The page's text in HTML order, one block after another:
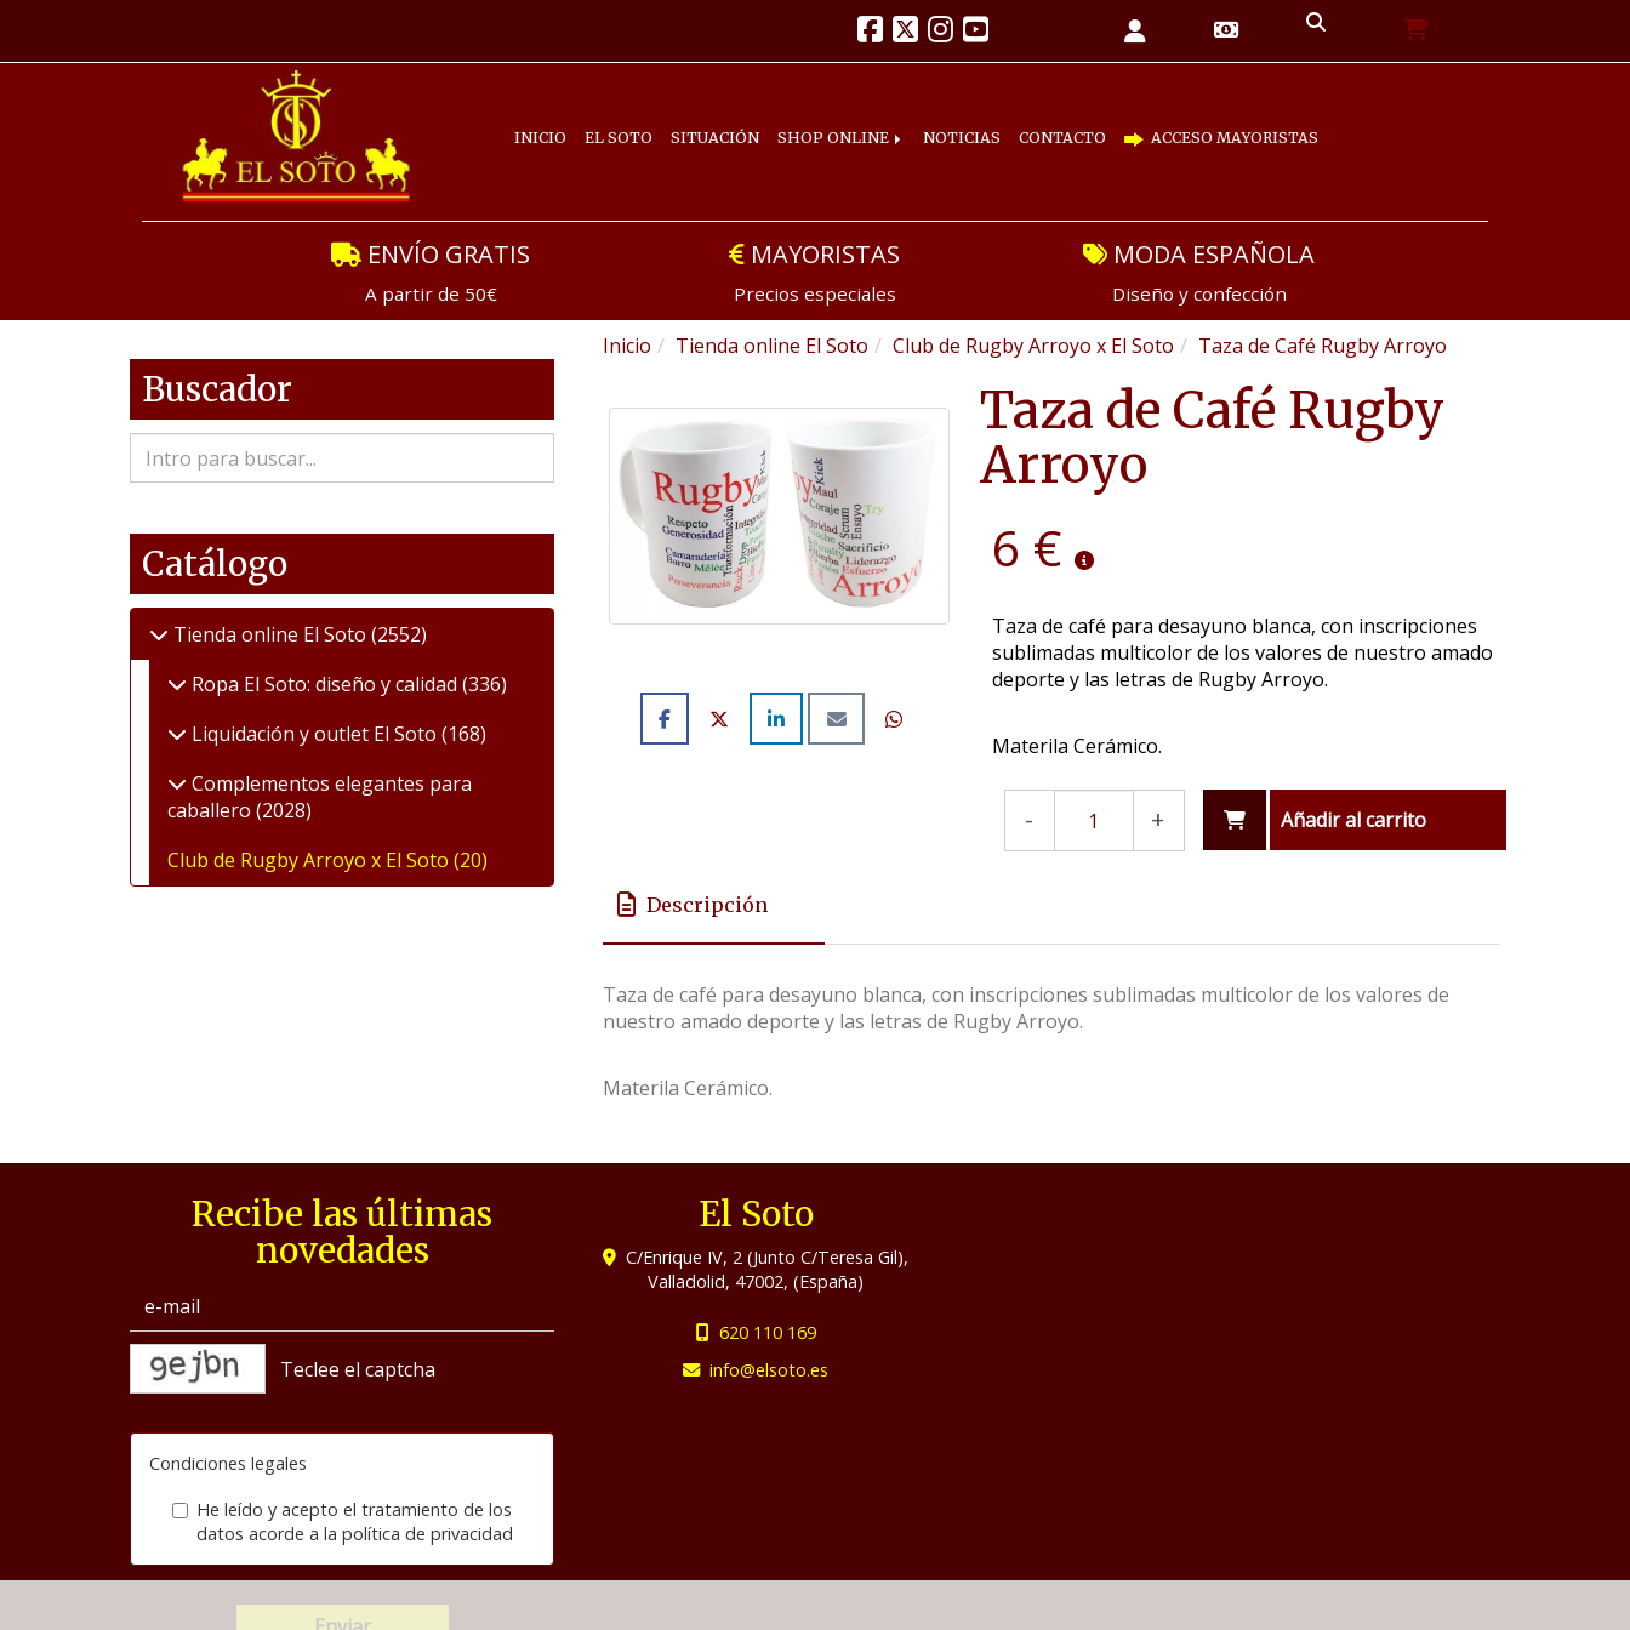
INICIO EL SOTO SITUACIÓN SHOP ONLINE NOTICIAS CONTACTO ACCESO MAYORISTAS
ENVÍO GRATIS
A partir de 50€
MAYORISTAS
Precios especiales
MODA ESPAÑOLA
Diseño y confección
Inicio Tienda online El Soto Club de Rugby Arroyo x El Soto Taza de Café Rugby Arroyo
Taza de Café Rugby
Arroyo
6 €
Taza de café para desayuno blanca, con inscripciones
sublimadas multicolor de los valores de nuestro amado
deporte y las letras de Rugby Arroyo.
Materila Cerámico.
- + Añadir al carrito
Descripción
Taza de café para desayuno blanca, con inscripciones sublimadas multicolor de los valores de
nuestro amado deporte y las letras de Rugby Arroyo.
Materila Cerámico.
Buscador
Catálogo
Tienda online El Soto (2552)
Ropa El Soto: diseño y calidad (336)
Liquidación y outlet El Soto (168)
Complementos elegantes para
caballero (2028)
Club de Rugby Arroyo x El Soto (20)
Recibe las últimas
novedades
Condiciones legales
He leído y acepto el tratamiento de los
datos acorde a la política de privacidad
El Soto
C/Enrique IV, 2 (Junto C/Teresa Gil),
Valladolid, 47002,(España)
620 110 169
info
elsoto.es